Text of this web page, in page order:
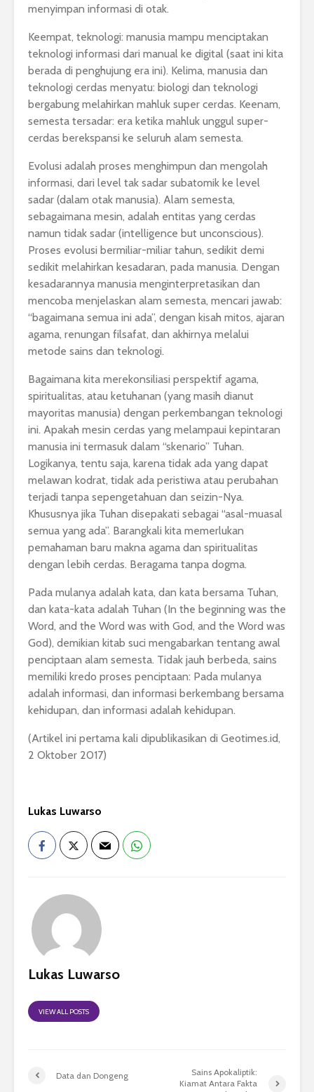
menyimpan informasi di otak.
Keempat, teknologi: manusia mampu menciptakan
teknologi informasi dari manual ke digital (saat ini kita
berada di penghujung era ini). Kelima, manusia dan
teknologi cerdas menyatu: biologi dan teknologi
bergabung melahirkan mahluk super cerdas. Keenam,
semesta tersadar: era ketika mahluk unggul super-
cerdas berekspansi ke seluruh alam semesta.
Evolusi adalah proses menghimpun dan mengolah
informasi, dari level tak sadar subatomik ke level
sadar (dalam otak manusia). Alam semesta,
sebagaimana mesin, adalah entitas yang cerdas
namun tidak sadar (intelligence but unconscious).
Proses evolusi bermiliar-miliar tahun, sedikit demi
sedikit melahirkan kesadaran, pada manusia. Dengan
kesadarannya manusia menginterpretasikan dan
mencoba menjelaskan alam semesta, mencari jawab:
“bagaimana semua ini ada”, dengan kisah mitos, ajaran
agama, renungan filsafat, dan akhirnya melalui
metode sains dan teknologi.
Bagaimana kita merekonsiliasi perspektif agama,
spiritualitas, atau ketuhanan (yang masih dianut
mayoritas manusia) dengan perkembangan teknologi
ini. Apakah mesin cerdas yang melampaui kepintaran
manusia ini termasuk dalam “skenario” Tuhan.
Logikanya, tentu saja, karena tidak ada yang dapat
melawan kodrat, tidak ada peristiwa atau perubahan
terjadi tanpa sepengetahuan dan seizin-Nya.
Khususnya jika Tuhan disepakati sebagai “asal-muasal
semua yang ada”. Barangkali kita memerlukan
pemahaman baru makna agama dan spiritualitas
dengan lebih cerdas. Beragama tanpa dogma.
Pada mulanya adalah kata, dan kata bersama Tuhan,
dan kata-kata adalah Tuhan (In the beginning was the
Word, and the Word was with God, and the Word was
God), demikian kitab suci mengabarkan tentang awal
penciptaan alam semesta. Tidak jauh berbeda, sains
memiliki kredo proses penciptaan: Pada mulanya
adalah informasi, dan informasi berkembang bersama
kehidupan, dan informasi adalah kehidupan.
(Artikel ini pertama kali dipublikasikan di Geotimes.id,
2 Oktober 2017)
Lukas Luwarso
Lukas Luwarso
VIEW ALL POSTS
Data dan Dongeng
Sains Apokaliptik:
Kiamat Antara Fakta